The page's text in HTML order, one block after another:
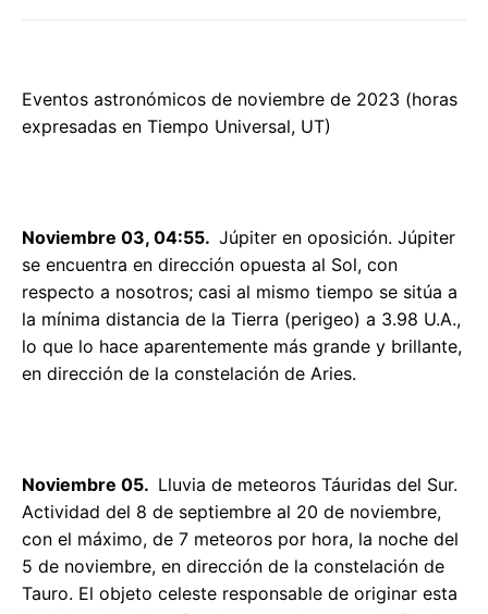
Eventos astronómicos de noviembre de 2023 (horas
expresadas en Tiempo Universal, UT)
Noviembre 03, 04:55. Júpiter en oposición. Júpiter
se encuentra en dirección opuesta al Sol, con
respecto a nosotros; casi al mismo tiempo se sitúa a
la mínima distancia de la Tierra (perigeo) a 3.98 U.A.,
lo que lo hace aparentemente más grande y brillante,
en dirección de la constelación de Aries.
Noviembre 05. Lluvia de meteoros Táuridas del Sur.
Actividad del 8 de septiembre al 20 de noviembre,
con el máximo, de 7 meteoros por hora, la noche del
5 de noviembre, en dirección de la constelación de
Tauro. El objeto celeste responsable de originar esta